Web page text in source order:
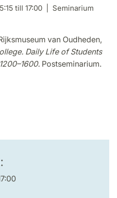
till 17:00 Seminarium
van Oudheden,
Daily Life of Students
Postseminarium.